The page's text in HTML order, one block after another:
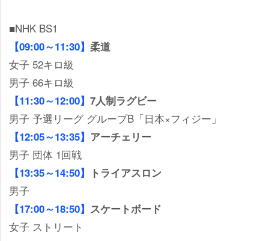
■NHK BS1
【09:00～11:30】 柔道
女子 52キロ級
男子 66キロ級
【11:30～12:00】 7人制ラグビー
男子 予選リーグ グループB「日本×フィジー」
【12:05～13:35】 アーチェリー
男子 団体 1回戦
【13:35～14:50】 トライアスロン
男子
【17:00～18:50】 スケートボード
女子 ストリート